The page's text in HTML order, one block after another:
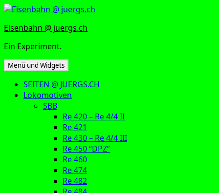
Zum
springen
Eisenbahn @ juergs.ch
Ein Experiment.
Menü und Widgets
SEITEN @ JUERGS.CH
Lokomotiven
SBB
Re 420 – Re 4/4 II
Re 421
Re 430 – Re 4/4 III
Re 450 “DPZ”
Re 460
Re 474
Re 482